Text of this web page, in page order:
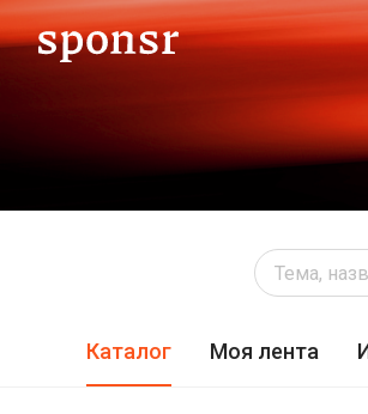
Каталог Моя лента